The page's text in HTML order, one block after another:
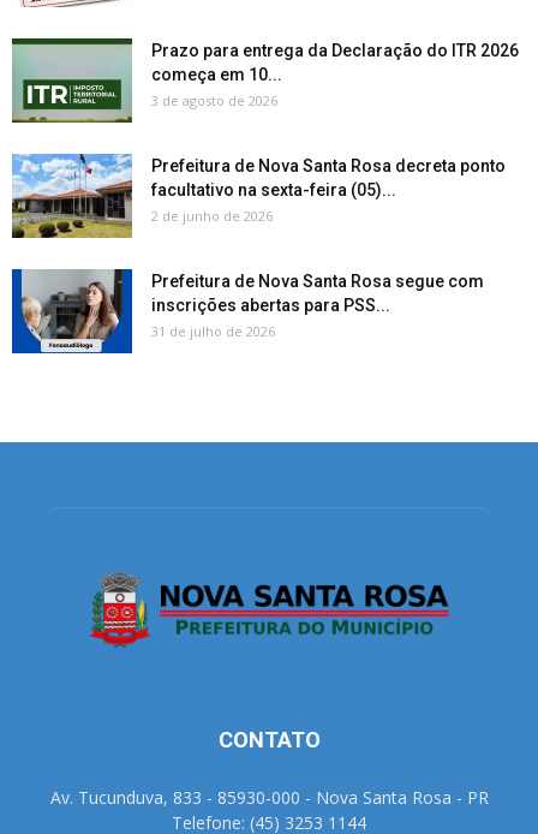
Prazo para entrega da Declaração do ITR 2026
começa em 10...
3 de agosto de 2026
Prefeitura de Nova Santa Rosa decreta ponto
facultativo na sexta-feira (05)...
2 de junho de 2026
Prefeitura de Nova Santa Rosa segue com
inscrições abertas para PSS...
31 de julho de 2026
CONTATO
Av. Tucunduva, 833 - 85930-000 - Nova Santa Rosa - PR
Telefone: (45) 3253 1144